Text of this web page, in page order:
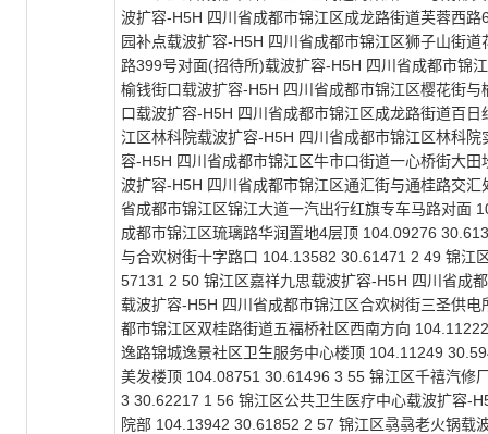
波扩容-H5H 四川省成都市锦江区成龙路街道芙蓉西
园补点载波扩容-H5H 四川省成都市锦江区狮子山街
路399号对面(招待所)载波扩容-H5H 四川省成都市锦
榆钱街口载波扩容-H5H 四川省成都市锦江区樱花街
口载波扩容-H5H 四川省成都市锦江区成龙路街道百
江区林科院载波扩容-H5H 四川省成都市锦江区林科
容-H5H 四川省成都市锦江区牛市口街道一心桥街大
波扩容-H5H 四川省成都市锦江区通汇街与通桂路交
省成都市锦江区锦江大道一汽出行红旗专车马路对面
成都市锦江区琉璃路华润置地4层顶 104.09276
与合欢树街十字路口 104.13582 30.61471 2 49 锦江
57131 2 50 锦江区嘉祥九思载波扩容-H5H 四川省成
载波扩容-H5H 四川省成都市锦江区合欢树街三圣供
都市锦江区双桂路街道五福桥社区西南方向
逸路锦城逸景社区卫生服务中心楼顶 104.11249
美发楼顶 104.08751 30.61496 3 55 锦江区千禧汽修
3 30.62217 1 56 锦江区公共卫生医疗中心载波扩容-
院部 104.13942 30.61852 2 57 锦江区骉骉老火锅载